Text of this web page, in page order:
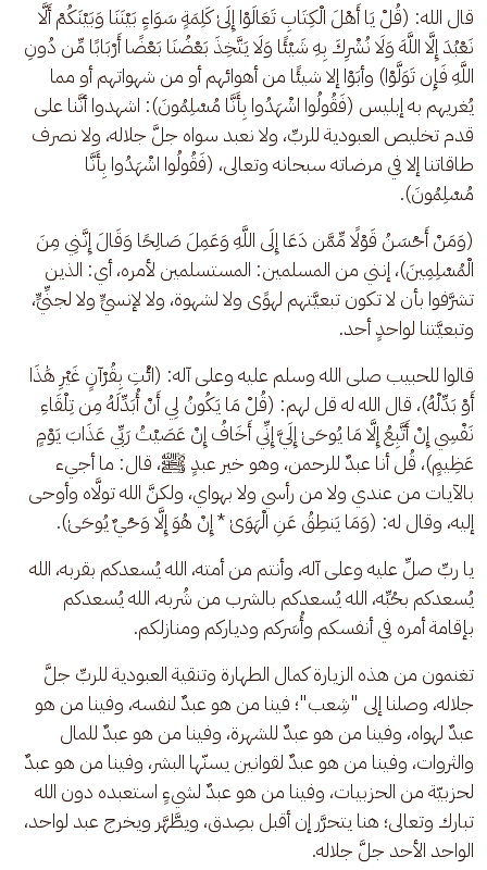
قال الله: (قُلْ يَا أَهْلَ الْكِتَابِ تَعَالَوْا إِلَىٰ كَلِمَةٍ سَوَاءٍ بَيْنَنَا وَبَيْنَكُمْ أَلَّا
نَعْبُدَ إِلَّا اللَّهَ وَلَا نُشْرِكَ بِهِ شَيْئًا وَلَا يَتَّخِذَ بَعْضُنَا بَعْضًا أَرْبَابًا مِّن دُونِ
اللَّهِ فَإِن تَوَلَّوْا) وأبَوْا إلا شيئًا من أهوائهم أو من شهواتهم أو مما
يُغريهم به إبليس (فَقُولُوا اشْهَدُوا بِأَنَّا مُسْلِمُونَ): اشهدوا أنَّنا على
قدم تخليص العبودية للربِّ، ولا نعبد سواه جلَّ جلاله، ولا نصرف
طاقاتنا إلا في مرضاته سبحانه وتعالى، (فَقُولُوا اشْهَدُوا بِأَنَّا
مُسْلِمُونَ).
(وَمَنْ أَحْسَنُ قَوْلًا مِّمَّن دَعَا إِلَى اللَّهِ وَعَمِلَ صَالِحًا وَقَالَ إِنَّنِي مِنَ
الْمُسْلِمِينَ)، إنني من المسلمين: المستسلمين لأمره، أي: الذين
تشرَّفوا بأن لا تكون تبعيَّتهم لهوًى ولا لشهوة، ولا لإنسيٍّ ولا لجنِّيٍّ،
وتبعيَّتنا لواحدٍ أحد.
قالوا للحبيب صلى الله وسلم عليه وعلى آله: (ائْتِ بِقُرْآنٍ غَيْرِ هَٰذَا
أَوْ بَدِّلْهُ)، قال الله له قل لهم: (قُلْ مَا يَكُونُ لِي أَنْ أُبَدِّلَهُ مِن تِلْقَاءِ
نَفْسِي إِنْ أَتَّبِعُ إِلَّا مَا يُوحَىٰ إِلَيَّ إِنِّي أَخَافُ إِنْ عَصَيْتُ رَبِّي عَذَابَ يَوْمٍ
عَظِيمٍ)، قُل أنا عبدٌ للرحمن، وهو خير عبدٍ ﷺ، قال: ما أجيء
بالآيات من عندي ولا من رأسي ولا بهواي، ولكنَّ الله تولَّاه وأوحى
إليه، وقال له: (وَمَا يَنطِقُ عَنِ الْهَوَىٰ * إِنْ هُوَ إِلَّا وَحْيٌ يُوحَىٰ).
يا ربِّ صلِّ عليه وعلى آله، وأنتم من أمته، الله يُسعدكم بقربه، الله
يُسعدكم بحُبِّه، الله يُسعدكم بالشرب من شُربه، الله يُسعدكم
بإقامة أمره في أنفسكم وأُسَركم ودياركم ومنازلكم.
تغنمون من هذه الزيارة كمال الطهارة وتنقية العبودية للربِّ جلَّ
جلاله، وصلنا إلى "شِعب"؛ فينا من هو عبدٌ لنفسه، وفينا من هو
عبدٌ لهواه، وفينا من هو عبدٌ للشهرة، وفينا من هو عبدٌ للمال
والثروات، وفينا من هو عبدٌ لقوانين يسنّها البشر، وفينا من هو عبدٌ
لحزبيّة من الحزبيات، وفينا من هو عبدٌ لشيءٍ استعبده دون الله
تبارك وتعالى؛ هنا يتحرَّر إن أقبل بصِدق، ويطَّهَّر ويخرج عبد لواحد،
الواحد الأحد جلَّ جلاله.